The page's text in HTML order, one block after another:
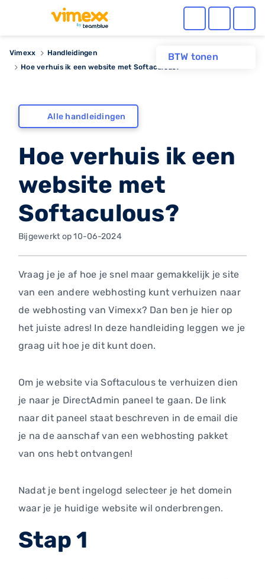
BTW tonen
Vimexx
Handleidingen
Hoe verhuis ik een website met Softaculous?
Alle handleidingen
Hoe verhuis ik een
website met
Softaculous?
Bijgewerkt op 10-06-2024
Vraag je je af hoe je snel maar gemakkelijk je site
van een andere webhosting kunt verhuizen naar
de webhosting van Vimexx? Dan ben je hier op
het juiste adres! In deze handleiding leggen we je
graag uit hoe je dit kunt doen.
Om je website via Softaculous te verhuizen dien
je naar je DirectAdmin paneel te gaan. De link
naar dit paneel staat beschreven in de email die
je na de aanschaf van een webhosting pakket
van ons hebt ontvangen!
Nadat je bent ingelogd selecteer je het domein
waar je je huidige website wil onderbrengen.
Stap 1